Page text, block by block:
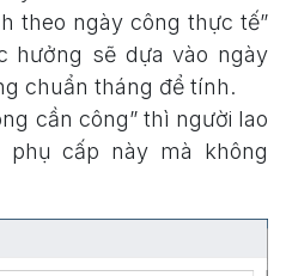
theo ngày công thực tế”
hưởng sẽ dựa vào ngày
chuẩn tháng để tính.
cần công” thì người lao
phụ cấp này mà không